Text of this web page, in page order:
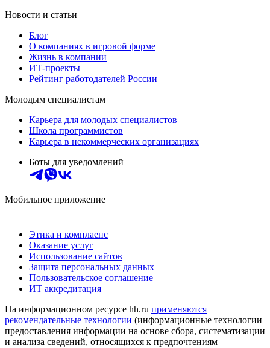
Новости и статьи
Блог
О компаниях в игровой форме
Жизнь в компании
ИТ-проекты
Рейтинг работодателей России
Молодым специалистам
Карьера для молодых специалистов
Школа программистов
Карьера в некоммерческих организациях
Боты для уведомлений
Мобильное приложение
Этика и комплаенс
Оказание услуг
Использование сайтов
Защита персональных данных
Пользовательское соглашение
ИТ аккредитация
На информационном ресурсе hh.ru применяются
рекомендательные технологии (информационные технологии
предоставления информации на основе сбора, систематизации
и анализа сведений, относящихся к предпочтениям